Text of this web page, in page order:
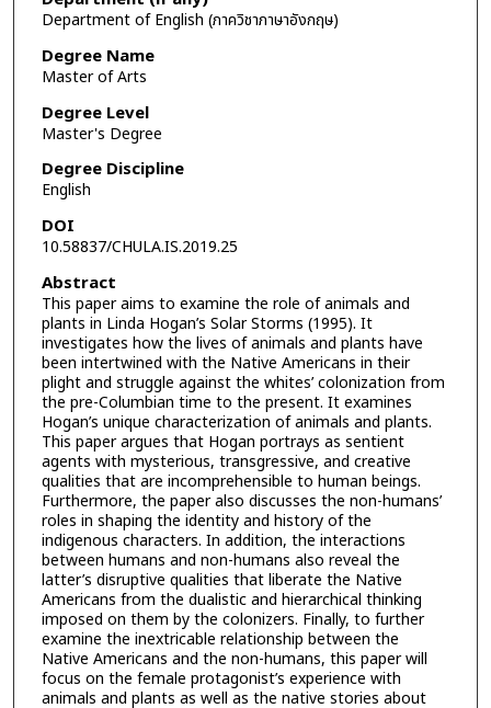
Department of English (ภาควิชาภาษาอังกฤษ)
Degree Name
Master of Arts
Degree Level
Master's Degree
Degree Discipline
English
DOI
10.58837/CHULA.IS.2019.25
Abstract
This paper aims to examine the role of animals and
plants in Linda Hogan’s Solar Storms (1995). It
investigates how the lives of animals and plants have
been intertwined with the Native Americans in their
plight and struggle against the whites’ colonization from
the pre-Columbian time to the present. It examines
Hogan’s unique characterization of animals and plants.
This paper argues that Hogan portrays as sentient
agents with mysterious, transgressive, and creative
qualities that are incomprehensible to human beings.
Furthermore, the paper also discusses the non-humans’
roles in shaping the identity and history of the
indigenous characters. In addition, the interactions
between humans and non-humans also reveal the
latter’s disruptive qualities that liberate the Native
Americans from the dualistic and hierarchical thinking
imposed on them by the colonizers. Finally, to further
examine the inextricable relationship between the
Native Americans and the non-humans, this paper will
focus on the female protagonist’s experience with
animals and plants as well as the native stories about